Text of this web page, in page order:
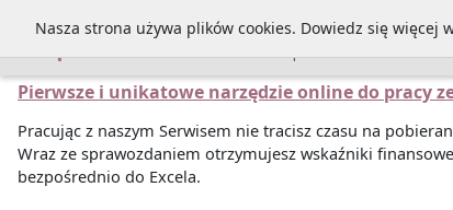
Pierwsze i unikatowe narzędzie online do pracy
Pracując z naszym Serwisem nie tracisz czasu na
Wraz ze sprawozdaniem otrzymujesz wskaźniki
bezpośrednio do Excela.
Nasza strona używa plików cookies. Dowiedz się więcej